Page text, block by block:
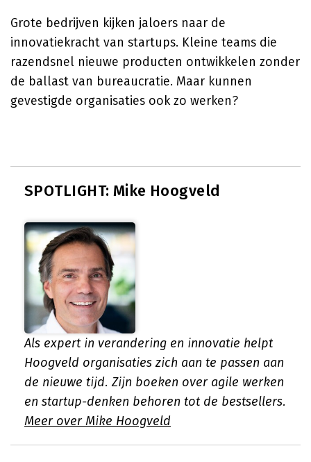
Grote bedrijven kijken jaloers naar de
innovatiekracht van startups. Kleine teams die
razendsnel nieuwe producten ontwikkelen zonder
de ballast van bureaucratie. Maar kunnen
gevestigde organisaties ook zo werken?
SPOTLIGHT: Mike Hoogveld
Als expert in verandering en innovatie helpt
Hoogveld organisaties zich aan te passen aan
de nieuwe tijd. Zijn boeken over agile werken
en startup-denken behoren tot de bestsellers.
Meer over Mike Hoogveld